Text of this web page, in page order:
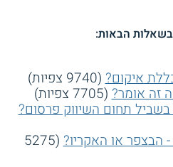
בשאלות הבאות:
איקום?(9740 צפיות)
זה אומר?(7705 צפיות)
בשביל תחום השיווק פרסום?
- הבצפר או האקריו? (5275